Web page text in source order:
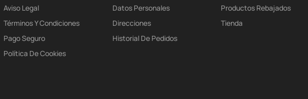
Aviso Legal
Términos Y Condiciones
Pago Seguro
Política De Cookies
Datos Personales
Direcciones
Historial De Pedidos
Productos Rebajados
Tienda